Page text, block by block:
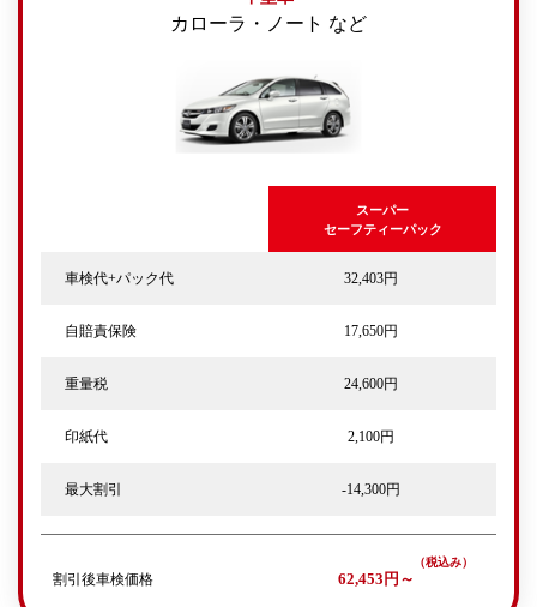
カローラ・ノート など
スーパー
セーフティーパック
車検代+パック代 32,403円
自賠責保険 17,650円
重量税 24,600円
印紙代 2,100円
最大割引 -14,300円
割引後車検価格 62,453円～